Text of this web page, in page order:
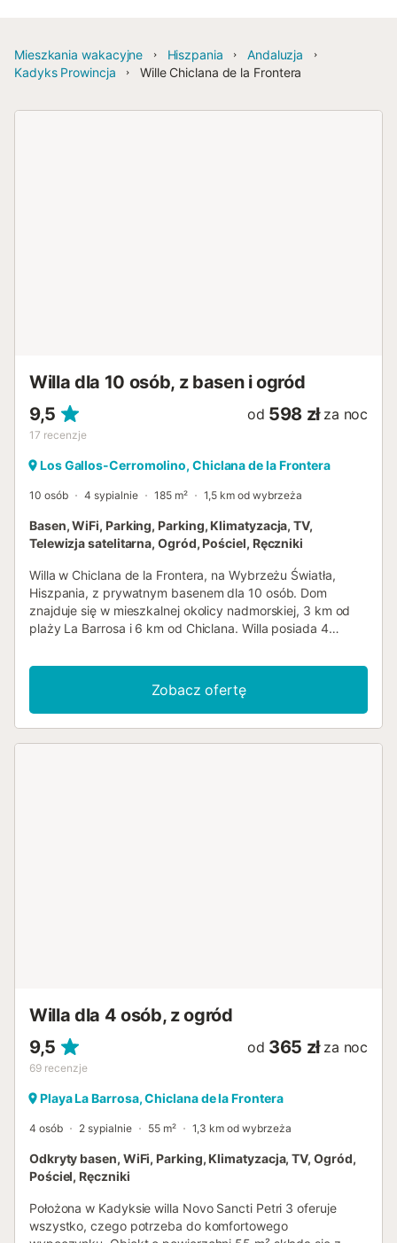
Mieszkania wakacyjne Hiszpania
Andaluzja
Kadyks Prowincja
Wille Chiclana de la Frontera
Willa dla 10 osób, z basen i ogród
9,5
17 recenzje
od 598 zł za noc
Los Gallos-Cerromolino, Chiclana de la Frontera
10 osób 4 sypialnie 185 m² 1,5 km od wybrzeża
Basen, WiFi, Parking, Parking, Klimatyzacja, TV,
Telewizja satelitarna, Ogród, Pościel, Ręczniki
Willa w Chiclana de la Frontera, na Wybrzeżu Światła,
Hiszpania, z prywatnym basenem dla 10 osób. Dom
znajduje się w mieszkalnej okolicy nadmorskiej, 3 km od
plaży La Barrosa i 6 km od Chiclana. Willa posiada 4
Zakwaterowanie oferuje trawniki z drzewami. Bliskość
plaży, sklepów, sportów, atrakcji rekreacyjnych, miejsc do
wyjścia, zabytków oraz kultury sprawia, że jest to
doskonała willa na spędzenie wakacji w Hiszpanii z
umywalką, prysznicem i toaletą Na zewnątrz willi
ogrodzona działk...
Zobacz ofertę
Willa dla 4 osób, z ogród
9,5
69 recenzje
od 365 zł za noc
Playa La Barrosa, Chiclana de la Frontera
4 osób 2 sypialnie 55 m² 1,3 km od wybrzeża
Odkryty basen, WiFi, Parking, Klimatyzacja, TV, Ogród,
Pościel, Ręczniki
Położona w Kadyksie willa Novo Sancti Petri 3 oferuje
wszystko, czego potrzeba do komfortowego